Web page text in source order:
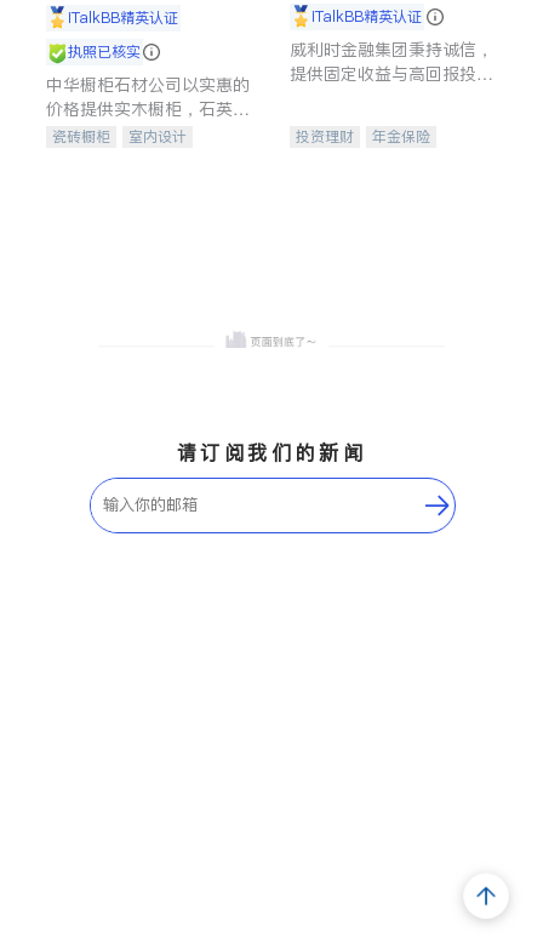
iTalkBB精英认证
执照已核实
中华橱柜石材公司以实惠的
价格提供实木橱柜，石英石
台面，多种优质不锈钢水
瓷砖橱柜
室内设计
iTalkBB精英认证
威利时金融集团秉持诚信，
提供固定收益与高回报投资
合，助力客户实现目标
投资理财
年金保险
请订阅我们的新闻